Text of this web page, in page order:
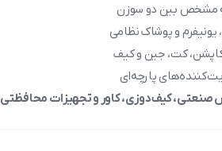
مشخص بین دو سوزن
یونیفرم و پوشاک نظامی
کت، جین و کیف
پارچه‌ای
صنعتی، کیف‌دوزی، کاور و تجهیزات محافظتی